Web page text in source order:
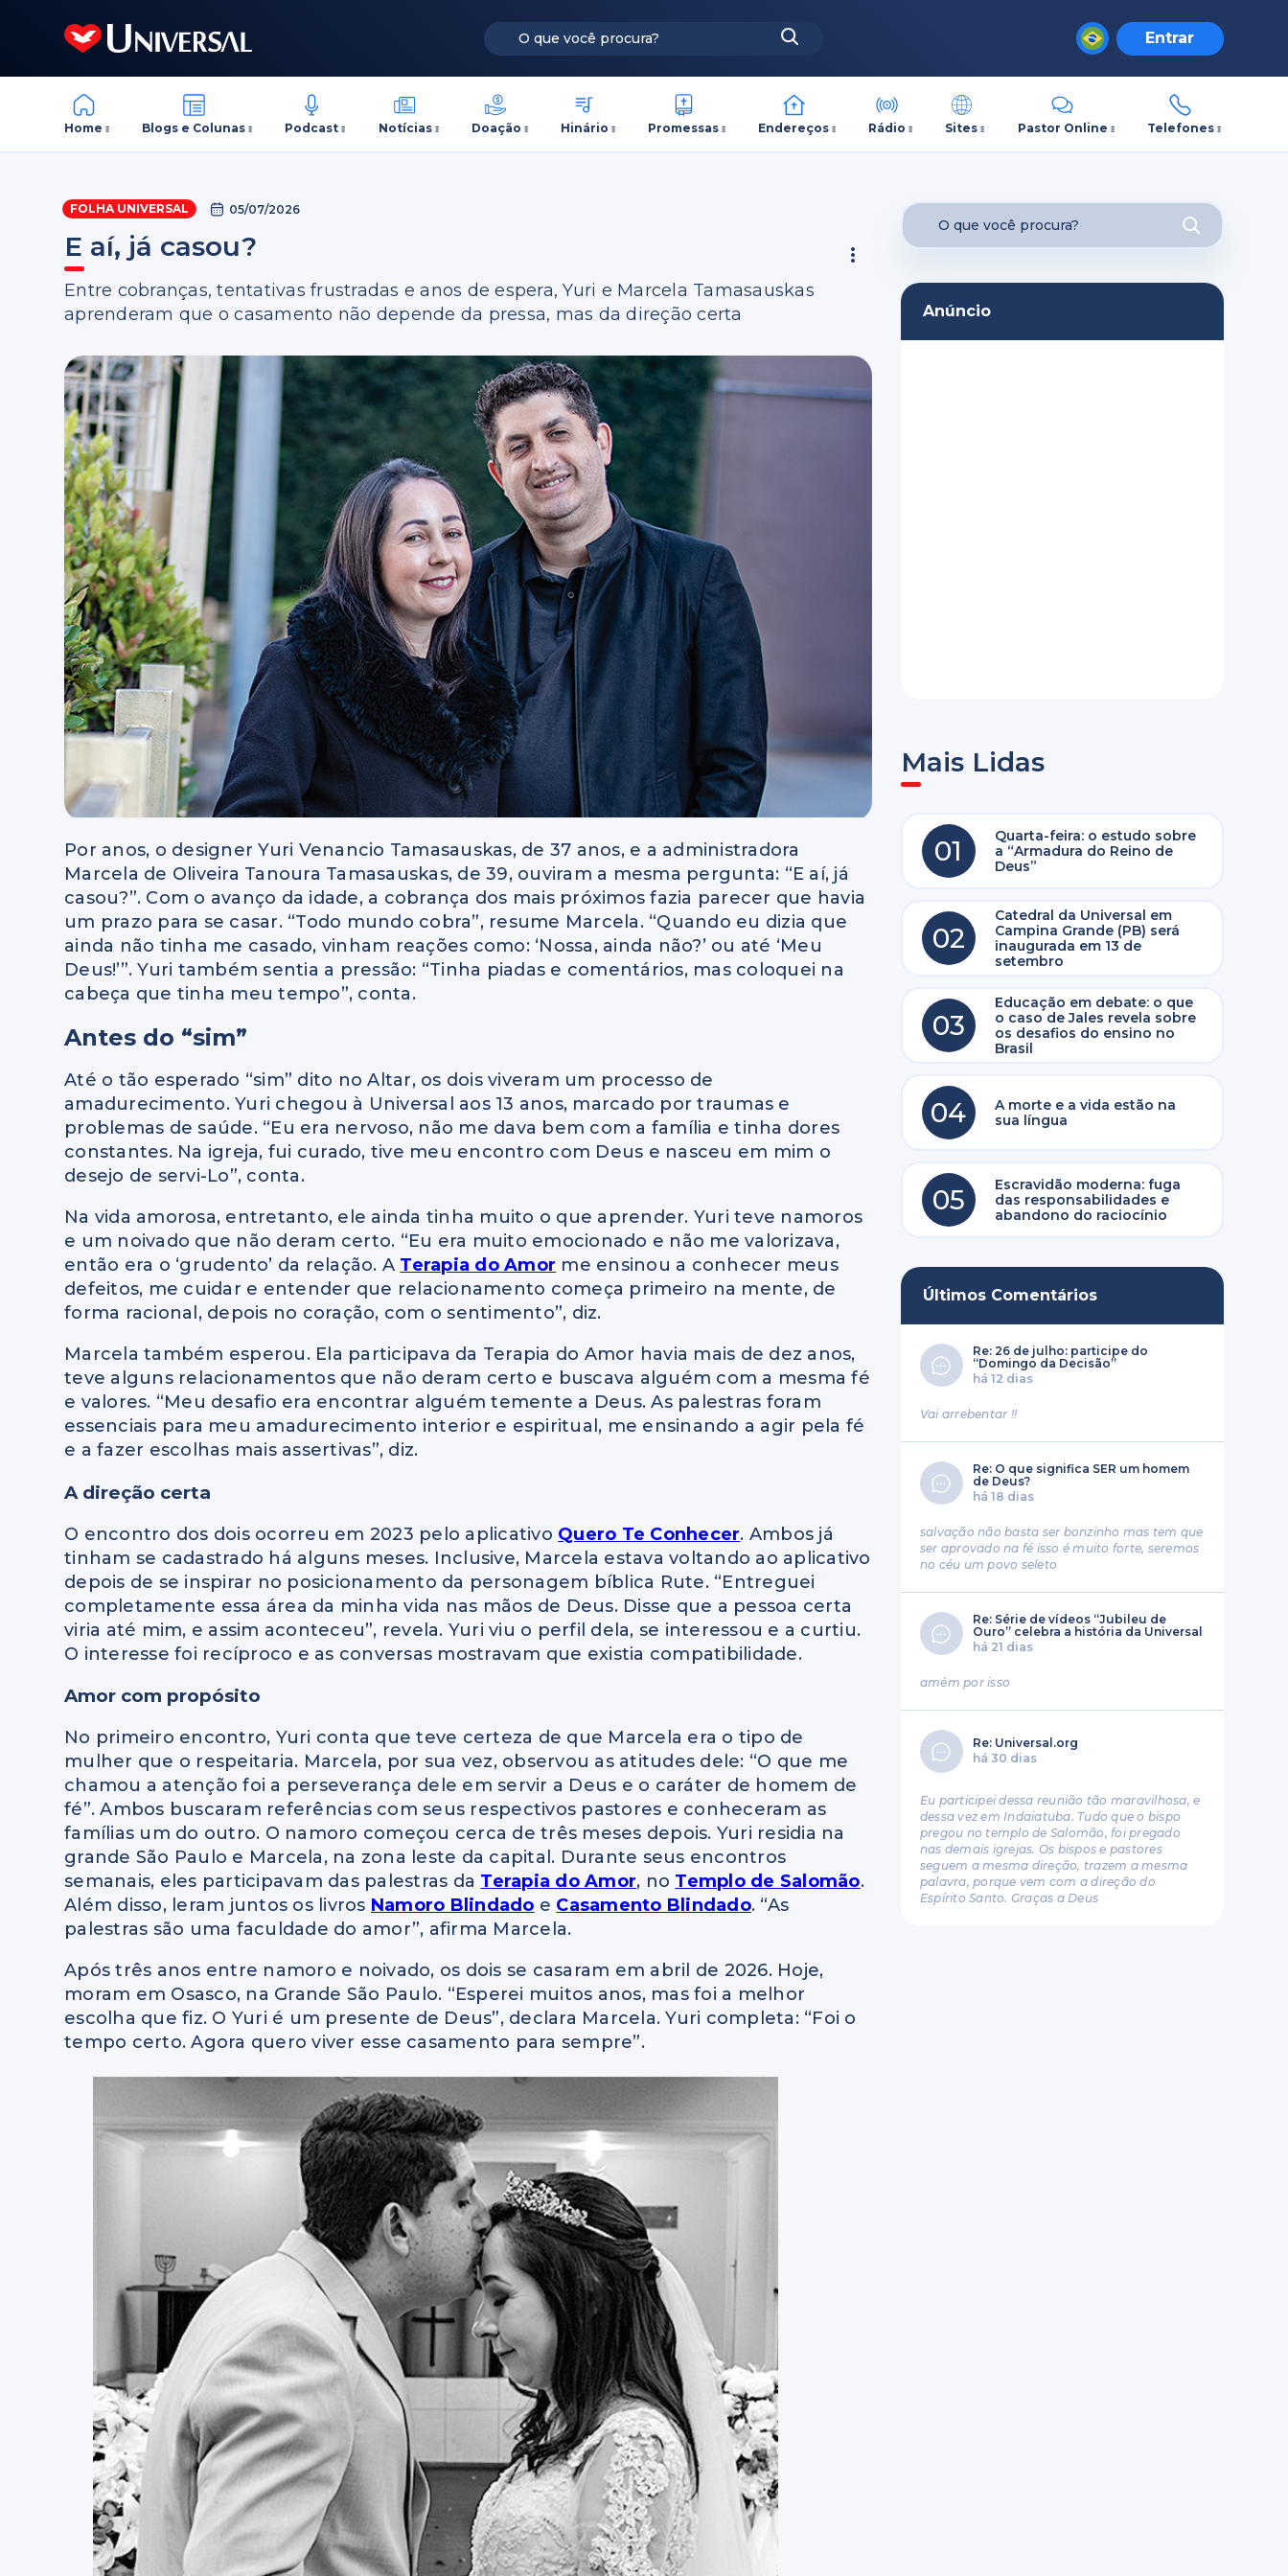
Entrar
Home Blogs e Colunas Podcast Notícias Doação Hinário Promessas Endereços Rádio Sites Pastor Online Telefones
FOLHA UNIVERSAL 05/07/2026
E aí, já casou?
Entre cobranças, tentativas frustradas e anos de espera, Yuri e Marcela Tamasauskas
aprenderam que o casamento não depende da pressa, mas da direção certa
Por anos, o designer Yuri Venancio Tamasauskas, de 37 anos, e a administradora
Marcela de Oliveira Tanoura Tamasauskas, de 39, ouviram a mesma pergunta: “E aí, já
casou?”. Com o avanço da idade, a cobrança dos mais próximos fazia parecer que havia
um prazo para se casar. “Todo mundo cobra”, resume Marcela. “Quando eu dizia que
ainda não tinha me casado, vinham reações como: ‘Nossa, ainda não?’ ou até ‘Meu
Deus!’”. Yuri também sentia a pressão: “Tinha piadas e comentários, mas coloquei na
cabeça que tinha meu tempo”, conta.
Antes do “sim”
Até o tão esperado “sim” dito no Altar, os dois viveram um processo de
amadurecimento. Yuri chegou à Universal aos 13 anos, marcado por traumas e
problemas de saúde. “Eu era nervoso, não me dava bem com a família e tinha dores
constantes. Na igreja, fui curado, tive meu encontro com Deus e nasceu em mim o
desejo de servi-Lo”, conta.
Na vida amorosa, entretanto, ele ainda tinha muito o que aprender. Yuri teve namoros
e um noivado que não deram certo. “Eu era muito emocionado e não me valorizava,
então era o ‘grudento’ da relação. A Terapia do Amor me ensinou a conhecer meus
defeitos, me cuidar e entender que relacionamento começa primeiro na mente, de
forma racional, depois no coração, com o sentimento”, diz.
Marcela também esperou. Ela participava da Terapia do Amor havia mais de dez anos,
teve alguns relacionamentos que não deram certo e buscava alguém com a mesma fé
e valores. “Meu desafio era encontrar alguém temente a Deus. As palestras foram
essenciais para meu amadurecimento interior e espiritual, me ensinando a agir pela fé
e a fazer escolhas mais assertivas”, diz.
A direção certa
O encontro dos dois ocorreu em 2023 pelo aplicativo Quero Te Conhecer. Ambos já
tinham se cadastrado há alguns meses. Inclusive, Marcela estava voltando ao aplicativo
depois de se inspirar no posicionamento da personagem bíblica Rute. “Entreguei
completamente essa área da minha vida nas mãos de Deus. Disse que a pessoa certa
viria até mim, e assim aconteceu”, revela. Yuri viu o perfil dela, se interessou e a curtiu.
O interesse foi recíproco e as conversas mostravam que existia compatibilidade.
Amor com propósito
No primeiro encontro, Yuri conta que teve certeza de que Marcela era o tipo de
mulher que o respeitaria. Marcela, por sua vez, observou as atitudes dele: “O que me
chamou a atenção foi a perseverança dele em servir a Deus e o caráter de homem de
fé”. Ambos buscaram referências com seus respectivos pastores e conheceram as
famílias um do outro. O namoro começou cerca de três meses depois. Yuri residia na
grande São Paulo e Marcela, na zona leste da capital. Durante seus encontros
semanais, eles participavam das palestras da Terapia do Amor, no Templo de Salomão.
Além disso, leram juntos os livros Namoro Blindado e Casamento Blindado. “As
palestras são uma faculdade do amor”, afirma Marcela.
Após três anos entre namoro e noivado, os dois se casaram em abril de 2026. Hoje,
moram em Osasco, na Grande São Paulo. “Esperei muitos anos, mas foi a melhor
escolha que fiz. O Yuri é um presente de Deus”, declara Marcela. Yuri completa: “Foi o
tempo certo. Agora quero viver esse casamento para sempre”.
Anúncio
Mais Lidas
01
Quarta-feira: o estudo sobre
a “Armadura do Reino de
Deus”
02
Catedral da Universal em
Campina Grande (PB) será
inaugurada em 13 de
setembro
03
Educação em debate: o que
o caso de Jales revela sobre
os desafios do ensino no
Brasil
04
A morte e a vida estão na
sua língua
05
Escravidão moderna: fuga
das responsabilidades e
abandono do raciocínio
Últimos Comentários
Re: 26 de julho: participe do
“Domingo da Decisão”
há 12 dias
Vai arrebentar !!
Re: O que significa SER um homem
de Deus?
há 18 dias
salvação não basta ser bonzinho mas tem que
ser aprovado na fé isso é muito forte, seremos
no céu um povo seleto
Re: Série de vídeos “Jubileu de
Ouro” celebra a história da Universal
há 21 dias
amém por isso
Re: Universal.org
há 30 dias
Eu participei dessa reunião tão maravilhosa, e
dessa vez em Indaiatuba. Tudo que o bispo
pregou no templo de Salomão, foi pregado
nas demais igrejas. Os bispos e pastores
seguem a mesma direção, trazem a mesma
palavra, porque vem com a direção do
Espírito Santo. Graças a Deus